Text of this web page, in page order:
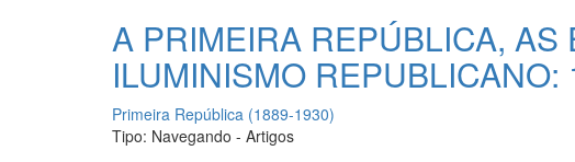
A PRIMEIRA REPÚBLICA,
ILUMINISMO REPUBLICANO:
Primeira República (1889-1930)
Tipo: Navegando - Artigos